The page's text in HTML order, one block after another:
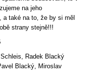
na jeho
a také na to, že by si měl
strany stejně!!!
Radek Blacký
Blacký, Miroslav